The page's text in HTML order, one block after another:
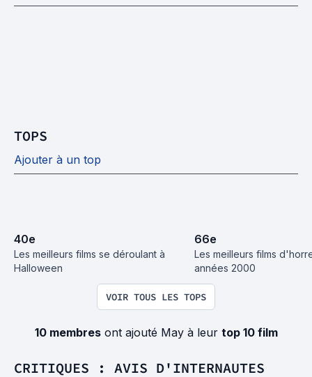
TOPS
Ajouter à un top
40e
Les meilleurs films se déroulant à
Halloween
66e
Les meilleurs films
années 2000
VOIR TOUS LES TOPS
10 membresont ajouté May à leur top 10 film
CRITIQUES : AVIS D'INTERNAUTES